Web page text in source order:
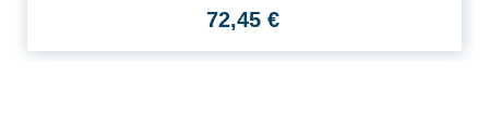
72,45 €